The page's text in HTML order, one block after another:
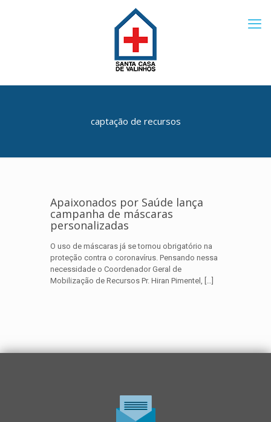
captação de recursos
Apaixonados por Saúde lança
campanha de máscaras
personalizadas
O uso de máscaras já se tornou obrigatório na
proteção contra o coronavírus. Pensando nessa
necessidade o Coordenador Geral de
Mobilização de Recursos Pr. Hiran Pimentel, […]